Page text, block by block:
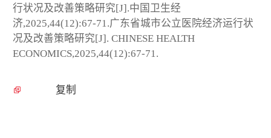
行状况及改善策略研究[J].中国卫生经
济,2025,44(12):67-71.广东省城市公立医院经济运行状
况及改善策略研究[J]. CHINESE HEALTH
ECONOMICS,2025,44(12):67-71.
复制